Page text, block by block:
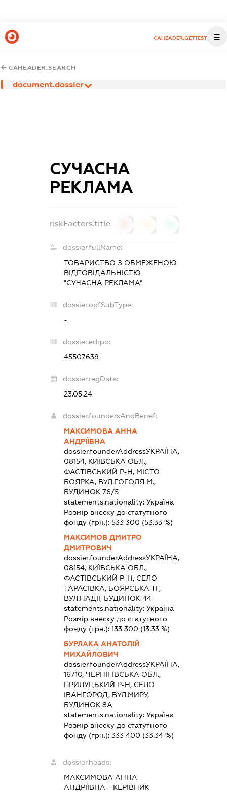
CAHEADER.GETTEST
CAHEADER.SEARCH
document.dossier
СУЧАСНА
РЕКЛАМА
riskFactors.title
dossier.fullName:
ТОВАРИСТВО З ОБМЕЖЕНОЮ
ВІДПОВІДАЛЬНІСТЮ
"СУЧАСНА РЕКЛАМА"
dossier.opfSubType:
-
dossier.edrpo:
45507639
dossier.regDate:
23.05.24
dossier.foundersAndBenef:
МАКСИМОВА АННА
АНДРІЇВНА
dossier.founderAddressУКРАЇНА,
08154, КИЇВСЬКА ОБЛ.,
ФАСТІВСЬКИЙ Р-Н, МІСТО
БОЯРКА, ВУЛ.ГОГОЛЯ М.,
БУДИНОК 76/5
statements.nationality: Україна
Розмір внеску до статутного
фонду (грн.): 533 300 (53.33 %)
МАКСИМОВ ДМИТРО
ДМИТРОВИЧ
dossier.founderAddressУКРАЇНА,
08154, КИЇВСЬКА ОБЛ.,
ФАСТІВСЬКИЙ Р-Н, СЕЛО
ТАРАСІВКА, БОЯРСЬКА ТГ,
ВУЛ.НАДІЇ, БУДИНОК 44
statements.nationality: Україна
Розмір внеску до статутного
фонду (грн.): 133 300 (13.33 %)
БУРЛАКА АНАТОЛІЙ
МИХАЙЛОВИЧ
dossier.founderAddressУКРАЇНА,
16710, ЧЕРНІГІВСЬКА ОБЛ.,
ПРИЛУЦЬКИЙ Р-Н, СЕЛО
ІВАНГОРОД, ВУЛ.МИРУ,
БУДИНОК 8А
statements.nationality: Україна
Розмір внеску до статутного
фонду (грн.): 333 400 (33.34 %)
dossier.heads:
МАКСИМОВА АННА
АНДРІЇВНА - КЕРІВНИК